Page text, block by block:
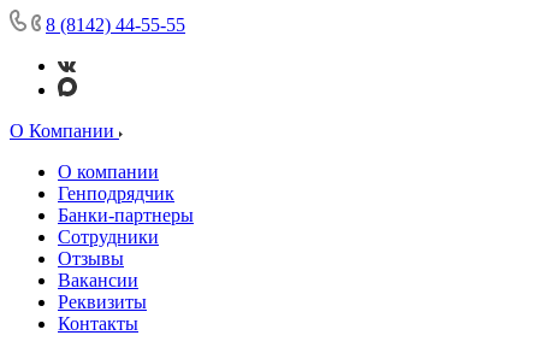
8 (8142) 44-55-55
О Компании
О компании
Генподрядчик
Банки-партнеры
Сотрудники
Отзывы
Вакансии
Реквизиты
Контакты